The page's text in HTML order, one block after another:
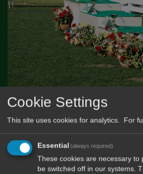
Cookie Settings
This site uses cookies for analytics. For
Essential (always required)
These cookies are necessary to
be switched off in our systems.